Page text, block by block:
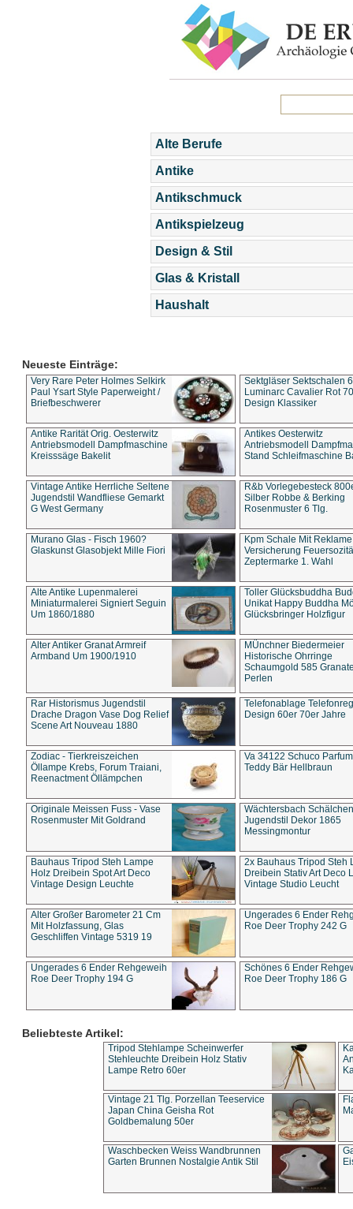
Alte Berufe
Antike
Antikschmuck
Antikspielzeug
Design & Stil
Glas & Kristall
Haushalt
Neueste Einträge:
Very Rare Peter Holmes Selkirk
Paul Ysart Style Paperweight /
Briefbeschwerer
Sektgläser Sektschalen
Luminarc Cavalier Rot
Design Klassiker
Antike Rarität Orig. Oesterwitz
Antriebsmodell Dampfmaschine
Kreisssäge Bakelit
Antikes Oesterwitz
Antriebsmodell
Stand Schleifmaschine
Vintage Antike Herrliche Seltene
Jugendstil Wandfliese Gemarkt
G West Germany
R&b Vorlegebesteck
Silber Robbe & Berking
Rosenmuster 6 Tlg.
Murano Glas - Fisch 1960?
Glaskunst Glasobjekt Mille Fiori
Kpm Schale Mit Reklame
Versicherung
Zeptermarke 1. Wahl
Alte Antike Lupenmalerei
Miniaturmalerei Signiert Seguin
Um 1860/1880
Toller Glücksbuddha
Unikat Happy Buddha
Glücksbringer Holzfigur
Alter Antiker Granat Armreif
Armband Um 1900/1910
MÜnchner Biedermeier
Historische Ohrringe
Schaumgold 585
Perlen
Rar Historismus Jugendstil
Drache Dragon Vase Dog Relief
Scene Art Nouveau 1880
Telefonablage
Design 60er 70er Jahre
Zodiac - Tierkreiszeichen
Öllampe Krebs, Forum Traiani,
Reenactment Öllämpchen
Va 34122 Schuco
Teddy Bär Hellbraun
Originale Meissen Fuss - Vase
Rosenmuster Mit Goldrand
Wächtersbach Schälchen
Jugendstil Dekor 1865
Messingmontur
Bauhaus Tripod Steh Lampe
Holz Dreibein Spot Art Deco
Vintage Design Leuchte
2x Bauhaus Tripod Steh
Dreibein Stativ Art Deco
Vintage Studio Leucht
Alter Großer Barometer 21 Cm
Mit Holzfassung, Glas
Geschliffen Vintage 5319 19
Ungerades 6 Ender
Roe Deer Trophy 242 G
Ungerades 6 Ender Rehgeweih
Roe Deer Trophy 194 G
Schönes 6 Ender
Roe Deer Trophy 186 G
Beliebteste Artikel:
Tripod Stehlampe Scheinwerfer
Stehleuchte Dreibein Holz Stativ
Lampe Retro 60er
Vintage 21 Tlg. Porzellan Teeservice
Japan China Geisha Rot
Goldbemalung 50er
Waschbecken Weiss Wandbrunnen
Garten Brunnen Nostalgie Antik Stil